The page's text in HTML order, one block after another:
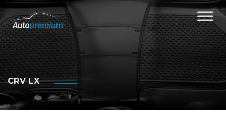
CRV LX